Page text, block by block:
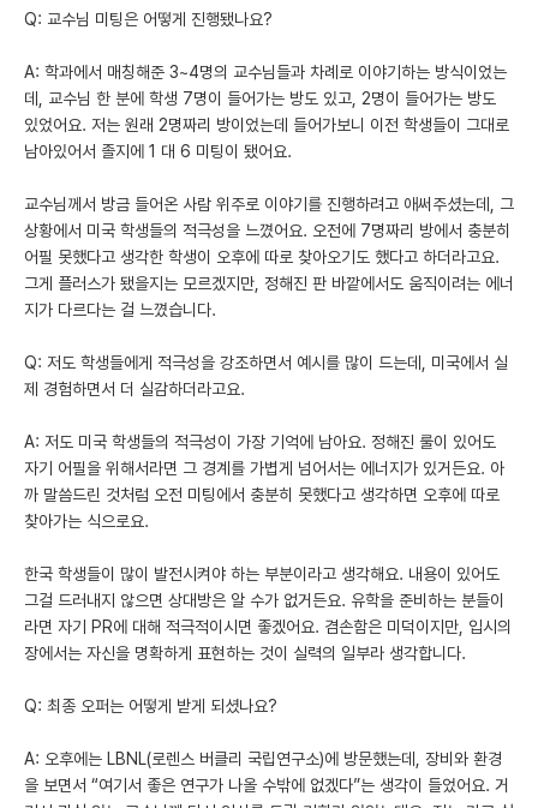
Q: 교수님 미팅은 어떻게 진행됐나요?
A: 학과에서 매칭해준 3~4명의 교수님들과 차례로 이야기하는 방식이었는
데, 교수님 한 분에 학생 7명이 들어가는 방도 있고, 2명이 들어가는 방도
있었어요. 저는 원래 2명짜리 방이었는데 들어가보니 이전 학생들이 그대로
남아있어서 졸지에 1 대 6 미팅이 됐어요.
교수님께서 방금 들어온 사람 위주로 이야기를 진행하려고 애써주셨는데, 그
상황에서 미국 학생들의 적극성을 느꼈어요. 오전에 7명짜리 방에서 충분히
어필 못했다고 생각한 학생이 오후에 따로 찾아오기도 했다고 하더라고요.
그게 플러스가 됐을지는 모르겠지만, 정해진 판 바깥에서도 움직이려는 에너
지가 다르다는 걸 느꼈습니다.
Q: 저도 학생들에게 적극성을 강조하면서 예시를 많이 드는데, 미국에서 실
제 경험하면서 더 실감하더라고요.
A: 저도 미국 학생들의 적극성이 가장 기억에 남아요. 정해진 룰이 있어도
자기 어필을 위해서라면 그 경계를 가볍게 넘어서는 에너지가 있거든요. 아
까 말씀드린 것처럼 오전 미팅에서 충분히 못했다고 생각하면 오후에 따로
찾아가는 식으로요.
한국 학생들이 많이 발전시켜야 하는 부분이라고 생각해요. 내용이 있어도
그걸 드러내지 않으면 상대방은 알 수가 없거든요. 유학을 준비하는 분들이
라면 자기 PR에 대해 적극적이시면 좋겠어요. 겸손함은 미덕이지만, 입시의
장에서는 자신을 명확하게 표현하는 것이 실력의 일부라 생각합니다.
Q: 최종 오퍼는 어떻게 받게 되셨나요?
A: 오후에는 LBNL(로렌스 버클리 국립연구소)에 방문했는데, 장비와 환경
을 보면서 “여기서 좋은 연구가 나올 수밖에 없겠다”는 생각이 들었어요. 거